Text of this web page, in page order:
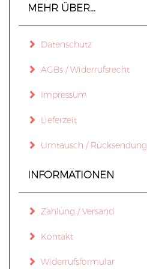
MEHR ÜBER...
Datenschutz
AGBs / Widerrufsrecht
Impressum
Lieferzeit
Umtausch / Rücksendung
INFORMATIONEN
Zahlung / Versand
Kontakt
Widerrufsformular